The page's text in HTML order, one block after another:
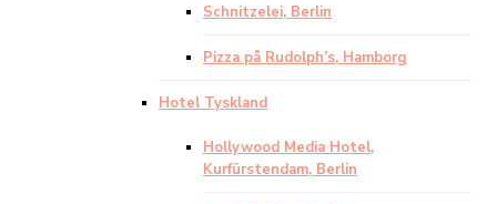
Schnitzelei, Berlin
Pizza på Rudolph’s, Hamborg
Hotel Tyskland
Hollywood Media Hotel,
Kurfürstendam, Berlin